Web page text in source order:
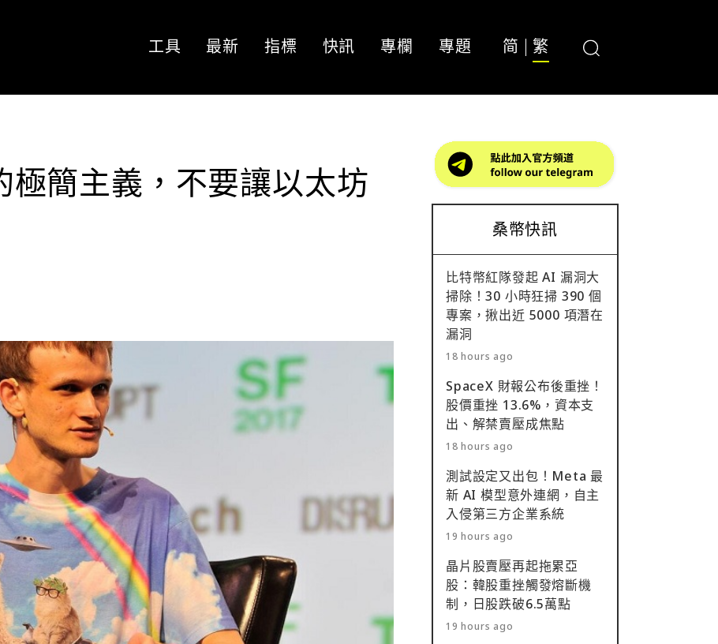
工具 最新 指標 快訊 專欄 專題 简 繁
簡主義，不要讓以太坊
桑幣快訊
比特幣紅隊發起 AI 漏洞大
掃除！30 小時狂掃 390 個
專案，揪出近 5000 項潛在
漏洞
18 hours ago
SpaceX 財報公布後重挫！
股價重挫 13.6%，資本支
出、解禁賣壓成焦點
18 hours ago
測試設定又出包！Meta 最
新 AI 模型意外連網，自主
入侵第三方企業系統
19 hours ago
晶片股賣壓再起拖累亞
股：韓股重挫觸發熔斷機
制，日股跌破6.5萬點
19 hours ago